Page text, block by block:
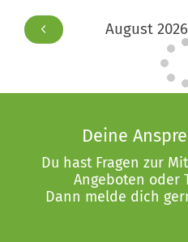
August
Deine
Du hast Fragen zur
Angeboten oder
Dann melde dich